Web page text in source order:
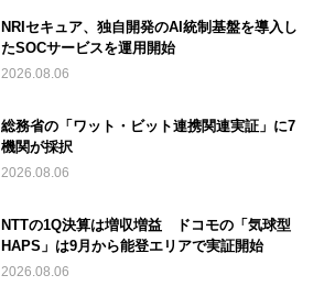
NRIセキュア、独自開発のAI統制基盤を導入し
たSOCサービスを運用開始
2026.08.06
総務省の「ワット・ビット連携関連実証」に7
機関が採択
2026.08.06
NTTの1Q決算は増収増益 ドコモの「気球型
HAPS」は9月から能登エリアで実証開始
2026.08.06